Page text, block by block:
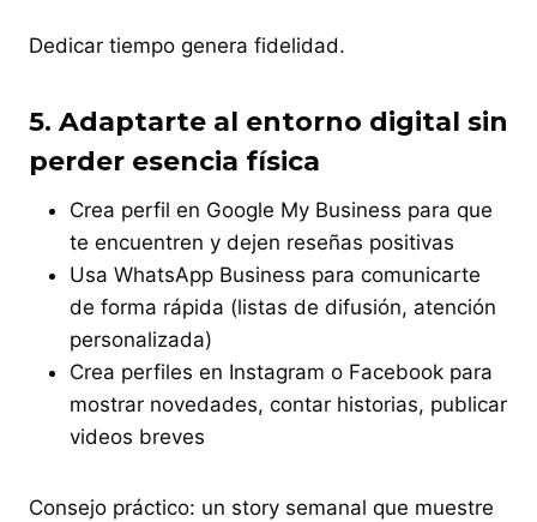
Dedicar tiempo genera fidelidad.
5. Adaptarte al entorno digital sin
perder esencia física
Crea perfil en Google My Business para que
te encuentren y dejen reseñas positivas
Usa WhatsApp Business para comunicarte
de forma rápida (listas de difusión, atención
personalizada)
Crea perfiles en Instagram o Facebook para
mostrar novedades, contar historias, publicar
videos breves
Consejo práctico: un story semanal que muestre